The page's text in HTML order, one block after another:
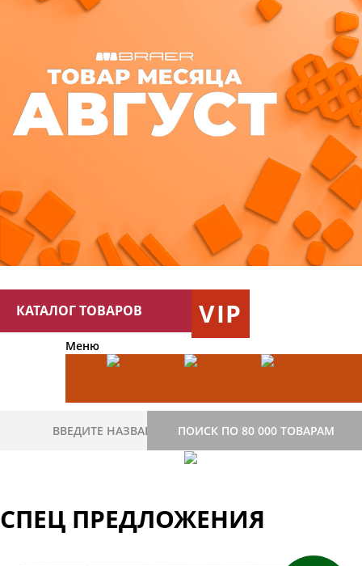
КАТАЛОГ ТОВАРОВ VIP
Меню
ПОИСК ПО 80 000 ТОВАРАМ
СПЕЦ ПРЕДЛОЖЕНИЯ